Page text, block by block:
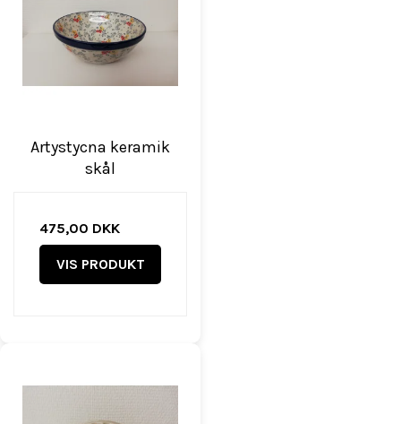
Artystycna keramik
skål
475,00 DKK
VIS PRODUKT